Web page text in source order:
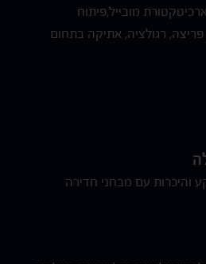
מובייל,פיתוח
פריצה, רגולציה, אתיקה בתחום
והיכרות עם מבחני חדירה